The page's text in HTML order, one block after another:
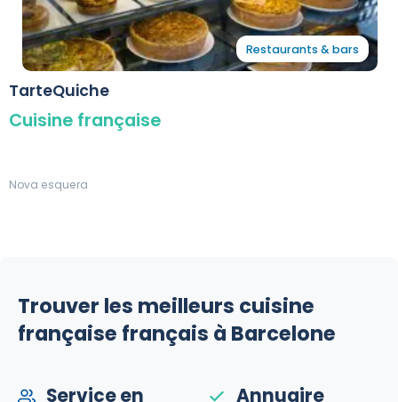
Restaurants & bars
TarteQuiche
Cuisine française
Nova esquera
Trouver les meilleurs cuisine
française français à Barcelone
Service en
Annuaire